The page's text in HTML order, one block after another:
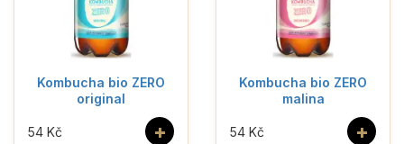
Kombucha bio ZERO
original
+
54 Kč
Kombucha bio ZERO
malina
+
54 Kč